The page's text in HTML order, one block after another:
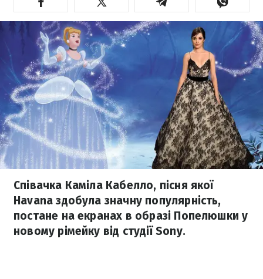
Співачка Каміла Кабелло, пісня якої
Havana здобула значну популярність,
постане на екранах в образі Попелюшки у
новому рімейку від студії Sony.